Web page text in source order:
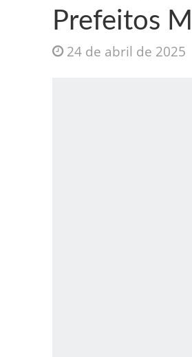
Prefeitos
24 de abril de 2025